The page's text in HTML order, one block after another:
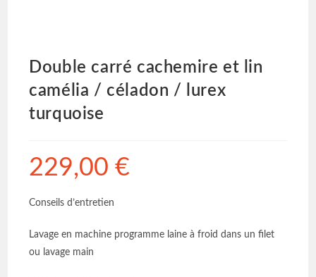
Double carré cachemire et lin
camélia / céladon / lurex
turquoise
229,00€
Conseils d’entretien
Lavage en machine programme laine à froid dans un filet
ou lavage main